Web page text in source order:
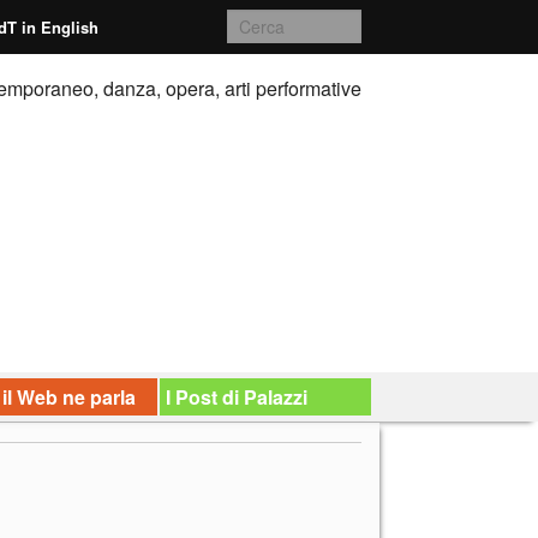
in English
danza, opera, arti performative
Web ne parla I Post di Palazzi